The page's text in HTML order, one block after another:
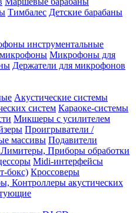
Тимбалес Детские барабаны
инструментальные
Микрофоны для
Держатели для микрофонов
Акустические системы
систем Караоке-системы
Микшеры с усилителем
Проигрыватели /
массивы Подавители
Приборы обработки
Midi-интерфейсы
бокс) Кроссоверы
Контроллеры акустических